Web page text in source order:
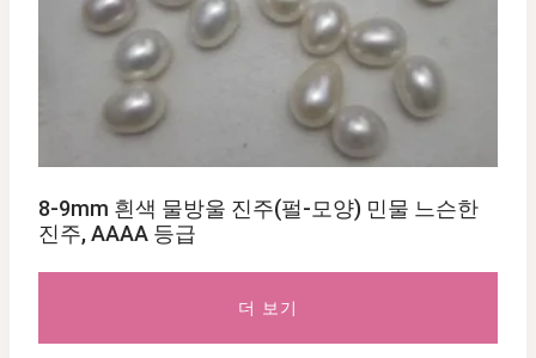
8-9mm 흰색 물방울 진주(펄-모양) 민물 느슨한
진주, AAAA 등급
더 보기